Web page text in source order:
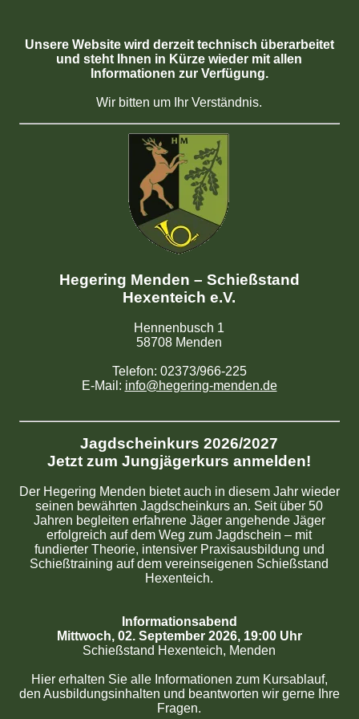
Unsere Website wird derzeit technisch überarbeitet
und steht Ihnen in Kürze wieder mit allen
Informationen zur Verfügung.
Wir bitten um Ihr Verständnis.
Hegering Menden – Schießstand
Hexenteich e.V.
Hennenbusch 1
58708 Menden
Telefon: 02373/966-225
E-Mail: info@hegering-menden.de
Jagdscheinkurs 2026/2027
Jetzt zum Jungjägerkurs anmelden!
Der Hegering Menden bietet auch in diesem Jahr wieder
seinen bewährten Jagdscheinkurs an. Seit über 50
Jahren begleiten erfahrene Jäger angehende Jäger
erfolgreich auf dem Weg zum Jagdschein – mit
fundierter Theorie, intensiver Praxisausbildung und
Schießtraining auf dem vereinseigenen Schießstand
Hexenteich.
Informationsabend
Mittwoch, 02. September 2026, 19:00 Uhr
Schießstand Hexenteich, Menden
Hier erhalten Sie alle Informationen zum Kursablauf,
den Ausbildungsinhalten und beantworten wir gerne Ihre
Fragen.